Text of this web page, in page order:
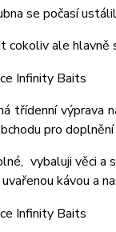
se počasí
cokoliv ale
třídenní výprava
pro
vybaluji věci a
kávou a